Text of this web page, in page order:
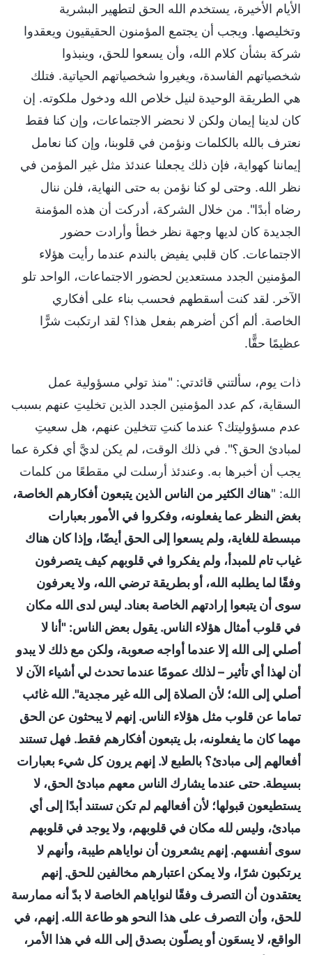
الأيام الأخيرة، يستخدم الله الحق لتطهير البشرية
وتخليصها. ويجب أن يجتمع المؤمنون الحقيقيون ويعقدوا
شركة بشأن كلام الله، وأن يسعوا للحق، وينبذوا
شخصياتهم الفاسدة، ويغيروا شخصياتهم الحياتية. فتلك
هي الطريقة الوحيدة لنيل خلاص الله ودخول ملكوته. إن
كان لدينا إيمان ولكن لا نحضر الاجتماعات، وإن كنا فقط
نعترف بالله بالكلمات ونؤمن في قلوبنا، وإن كنا نعامل
إيماننا كهواية، فإن ذلك يجعلنا عندئذ مثل غير المؤمن في
نظر الله. وحتى لو كنا نؤمن به حتى النهاية، فلن ننال
رضاه أبدًا". من خلال الشركة، أدركت أن هذه المؤمنة
الجديدة كان لديها وجهة نظر خطأ وأرادت حضور
الاجتماعات. كان قلبي يفيض بالندم عندما رأيت هؤلاء
المؤمنين الجدد مستعدين لحضور الاجتماعات، الواحد تلو
الآخر. لقد كنت أسقطهم فحسب بناء على أفكاري
الخاصة. ألم أكن أضرهم بفعل هذا؟ لقد ارتكبت شرًّا
عظيمًا حقًّا.
ذات يوم، سألتني قائدتي: "منذ تولي مسؤولية عمل
السقاية، كم عدد المؤمنين الجدد الذين تخليتِ عنهم بسبب
عدم مسؤوليتك؟ عندما كنتِ تتخلين عنهم، هل سعيتِ
لمبادئ الحق؟". في ذلك الوقت، لم يكن لديَّ أي فكرة عما
يجب أن أخبرها به. وعندئذ أرسلت لي مقطعًا من كلمات
الله: "هناك الكثير من الناس الذين يتبعون أفكارهم الخاصة،
بغض النظر عما يفعلونه، وفكروا في الأمور بعبارات
مبسطة للغاية، ولم يسعوا إلى الحق أيضًا، وإذا كان هناك
غياب تام للمبدأ، ولم يفكروا في قلوبهم كيف يتصرفون
وفقًا لما يطلبه الله، أو بطريقة ترضي الله، ولا يعرفون
سوى أن يتبعوا إرادتهم الخاصة بعناد. ليس لدى الله مكان
في قلوب أمثال هؤلاء الناس. يقول بعض الناس: "أنا لا
أصلي إلى الله إلا عندما أواجه صعوبة، ولكن مع ذلك لا يبدو
أن لهذا أي تأثير – لذلك عمومًا عندما تحدث لي أشياء الآن لا
أصلي إلى الله؛ لأن الصلاة إلى الله غير مجدية". الله غائب
تماما عن قلوب مثل هؤلاء الناس. إنهم لا يبحثون عن الحق
مهما كان ما يفعلونه، بل يتبعون أفكارهم فقط. فهل تستند
أفعالهم إلى مبادئ؟ بالطبع لا. إنهم يرون كل شيء بعبارات
بسيطة. حتى عندما يشارك الناس معهم مبادئ الحق، لا
يستطيعون قبولها؛ لأن أفعالهم لم تكن تستند أبدًا إلى أي
مبادئ، وليس لله مكان في قلوبهم، ولا يوجد في قلوبهم
سوى أنفسهم. إنهم يشعرون أن نواياهم طيبة، وأنهم لا
يرتكبون شرًا، ولا يمكن اعتبارهم مخالفين للحق. إنهم
يعتقدون أن التصرف وفقًا لنواياهم الخاصة لا بدّ أنه ممارسة
للحق، وأن التصرف على هذا النحو هو طاعة الله. إنهم، في
الواقع، لا يسعَون أو يصلّون بصدق إلى الله في هذا الأمر،